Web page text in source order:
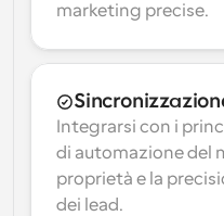
marketing precise.
Integrarsi con i
di automazione del
proprietà e la
dei lead.